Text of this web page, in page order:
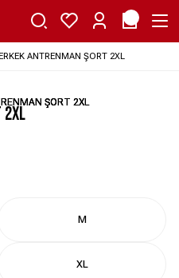
ANTRENMAN ŞORT 2XL
2XL
M
XL